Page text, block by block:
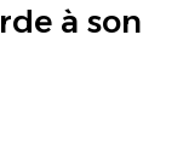
à son